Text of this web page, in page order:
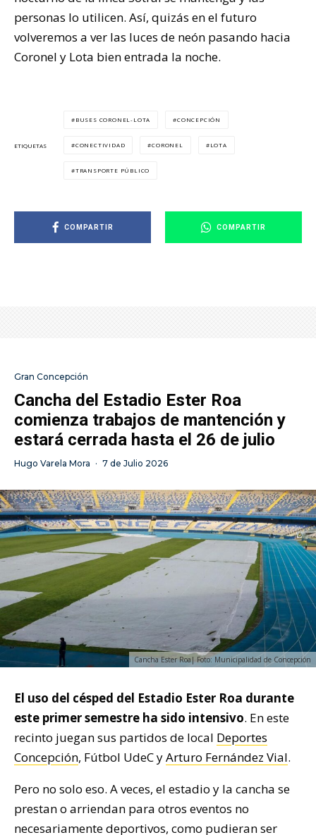
personas lo utilicen. Así, quizás en el futuro
volveremos a ver las luces de neón pasando hacia
Coronel y Lota bien entrada la noche.
ETIQUETAS
BUSES CORONEL-LOTA CONCEPCIÓN
CONECTIVIDAD CORONEL LOTA
TRANSPORTE PÚBLICO
COMPARTIR COMPARTIR
Gran Concepción
Cancha del Estadio Ester Roa
comienza trabajos de mantención y
estará cerrada hasta el 26 de julio
Hugo Varela Mora · 7 de Julio 2026
Cancha Ester Roa| Foto: Municipalidad de Concepción
El uso del césped del Estadio Ester Roa durante
este primer semestre ha sido intensivo. En este
recinto juegan sus partidos de local Deportes
Concepción, Fútbol UdeC yArturo Fernández Vial.
Pero no solo eso. A veces, el estadio y la cancha se
prestan o arriendan para otros eventos no
necesariamente deportivos, como pudieran ser